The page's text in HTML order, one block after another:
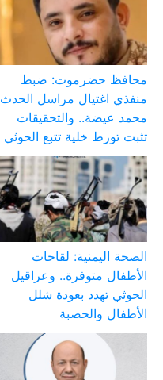
محافظ حضرموت: ضبط
منفذي اغتيال مراسل الحدث
محمد عيضة.. والتحقيقات
تثبت تورط خلية تتبع الحوثي
الصحة اليمنية: لقاحات
الأطفال متوفرة.. وعراقيل
الحوثي تهدد بعودة شلل
الأطفال والحصبة